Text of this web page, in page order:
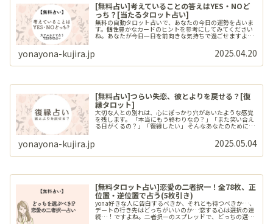
[無料占い]考えていることの答えはYES・NOど
っち？[当たるタロット占い]
無料の自動タロット占いで、あなたの今日の運勢を占いま
す。個性豊かなカードのヒントを参考にしてみてください
ね。あなたが今日一日を前向きな気持ちで過ごせますよう
yonayona-kujira.jp 2025.04.20
[無料占い]つらい失恋、彼とよりを戻せる？[復
縁タロット]
大切な人との別れは、心にぽっかり穴があいたような感覚
を残します。 「本当にもう終わりなの？」「また笑い合え
る日がくるの？」「復縁したい」 そんなあなたのために、
ジが、傷ついた心に静かな光を灯してくれるはずです。
yonayona-kujira.jp 2025.05.04
[無料タロット占い]恋愛の二者択一！全78枚、正
位置・逆位置で占う(5枚引き)
yona好きな人に告白するべきか、それとも待つべきか…、
デートの行き先はどっちがいいのか…恋する心は選択の連
続…！ですよね。二者択一のスプレッドで、どっちの選択